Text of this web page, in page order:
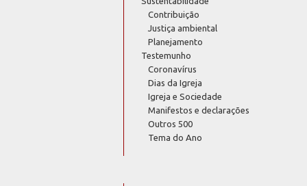
Contribuição
Justiça ambiental
Planejamento
Testemunho
Coronavírus
Dias da Igreja
Igreja e Sociedade
Manifestos e declarações
Outros 500
Tema do Ano